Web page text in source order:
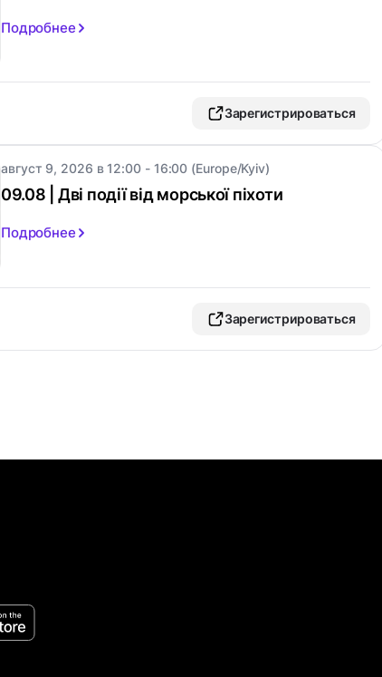
Подробнее
Зарегистрироваться
август 9, 2026 в 12:00 - 16:00 (Europe/Kyiv)
09.08 | Дві події від морської піхоти
Подробнее
Зарегистрироваться